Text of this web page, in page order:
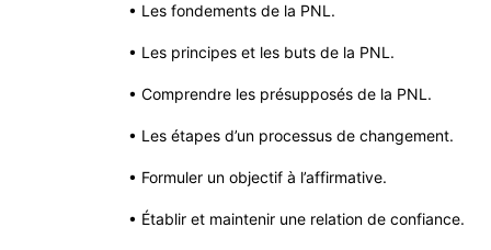
• Les fondements de la PNL.
• Les principes et les buts de la PNL.
• Comprendre les présupposés de la PNL.
• Les étapes d’un processus de changement.
• Formuler un objectif à l’affirmative.
• Établir et maintenir une relation de confiance.